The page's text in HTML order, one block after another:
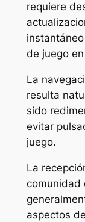
requiere
de juego
La
resulta
sido
evitar
juego.
La
comunidad
aspectos